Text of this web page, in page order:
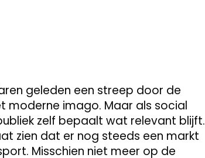
geleden een streep door de
moderne imago. Maar als social
zelf bepaalt wat relevant blijft.
zien dat er nog steeds een markt
Misschien niet meer op de